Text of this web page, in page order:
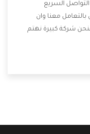
السريع
معنا وان
شركة كبيرة نهتم
التى تكون من أهم